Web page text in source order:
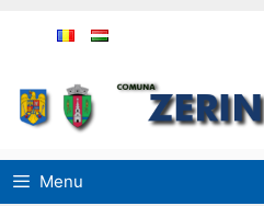
Menu